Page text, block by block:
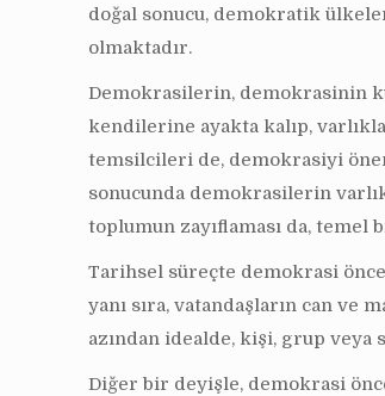
doğal sonucu, demokratik
olmaktadır.
Demokrasilerin, demokrasinin
kendilerine ayakta kalıp,
temsilcileri de, demokrasiyi
sonucunda demokrasilerin
toplumun zayıflaması da, temel
Tarihsel süreçte demokrasi
yanı sıra, vatandaşların can
azından idealde, kişi, grup veya
Diğer bir deyişle, demokrasi